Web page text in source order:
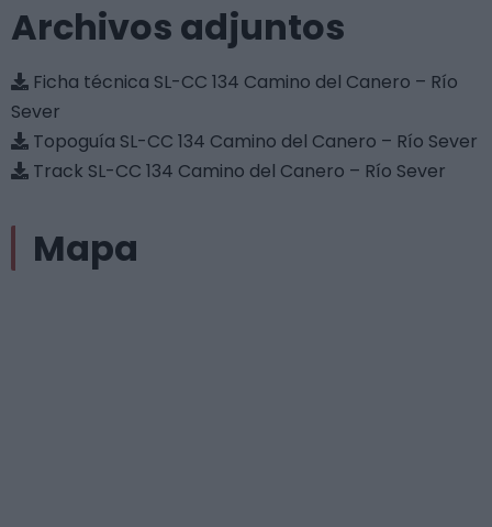
Archivos adjuntos
Ficha técnica SL-CC 134 Camino del Canero – Río
Sever
Topoguía SL-CC 134 Camino del Canero – Río Sever
Track SL-CC 134 Camino del Canero – Río Sever
Mapa